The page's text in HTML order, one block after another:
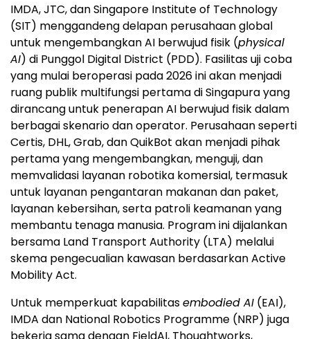
IMDA, JTC, dan Singapore Institute of Technology
(SIT) menggandeng delapan perusahaan global
untuk mengembangkan AI berwujud fisik (physical
AI) di Punggol Digital District (PDD). Fasilitas uji coba
yang mulai beroperasi pada 2026 ini akan menjadi
ruang publik multifungsi pertama di Singapura yang
dirancang untuk penerapan AI berwujud fisik dalam
berbagai skenario dan operator. Perusahaan seperti
Certis, DHL, Grab, dan QuikBot akan menjadi pihak
pertama yang mengembangkan, menguji, dan
memvalidasi layanan robotika komersial, termasuk
untuk layanan pengantaran makanan dan paket,
layanan kebersihan, serta patroli keamanan yang
membantu tenaga manusia. Program ini dijalankan
bersama Land Transport Authority (LTA) melalui
skema pengecualian kawasan berdasarkan Active
Mobility Act.
Untuk memperkuat kapabilitasembodied AI (EAI),
IMDA dan National Robotics Programme (NRP) juga
bekerja sama dengan FieldAI, Thoughtworks,